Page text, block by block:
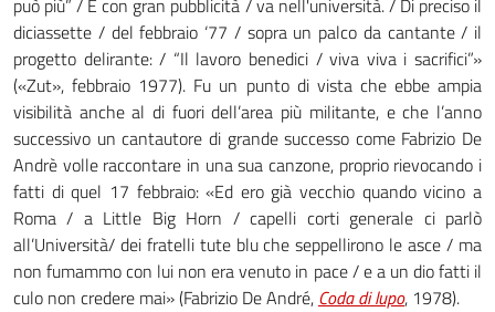
può più” / E con gran pubblicità / va nell'università. / Di preciso il
diciassette / del febbraio ‘77 / sopra un palco da cantante / il
progetto delirante: / “Il lavoro benedici / viva viva i sacrifici”»
(«Zut», febbraio 1977). Fu un punto di vista che ebbe ampia
visibilità anche al di fuori dell’area più militante, e che l’anno
successivo un cantautore di grande successo come Fabrizio De
Andrè volle raccontare in una sua canzone, proprio rievocando i
fatti di quel 17 febbraio: «Ed ero già vecchio quando vicino a
Roma / a Little Big Horn / capelli corti generale ci parlò
all’Università/ dei fratelli tute blu che seppellirono le asce / ma
non fumammo con lui non era venuto in pace / e a un dio fatti il
culo non credere mai» (Fabrizio De André, Coda di lupo, 1978).